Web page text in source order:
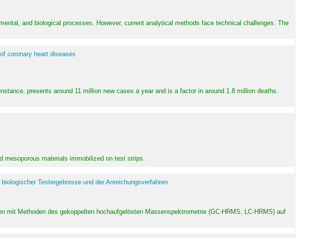
and biological processes. However, current analytical methods face technical challenges. The
coronary heart diseases
presents around 11 million new cases a year and is a factor in around 1.8 million deaths.
mesoporous materials immobilized on test strips.
Testergebnisse und der Anreichungsverfahren
Methoden des gekoppelten hochaufgelösten Massenspektrometrie (GC-HRMS, LC-HRMS) auf